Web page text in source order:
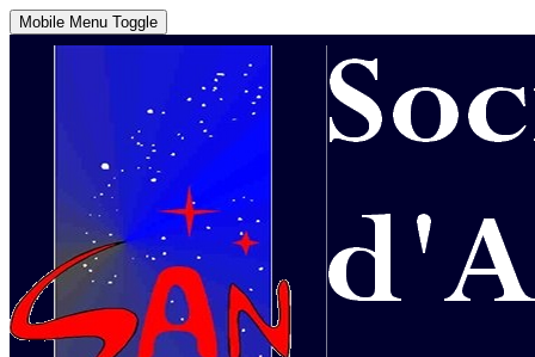
Mobile Menu Toggle